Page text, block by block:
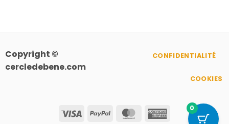
Copyright ©
cercledebene.com
Visa PayPal MasterCardAmerican
CONFIDENTIALITÉ
COOKIES
0